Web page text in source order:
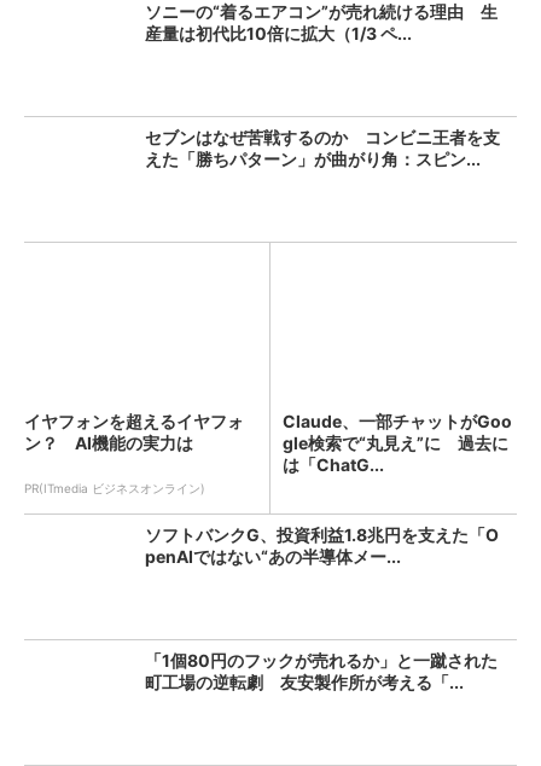
ソニーの“着るエアコン”が売れ続ける理由 生
産量は初代比10倍に拡大（1/3 ペ...
セブンはなぜ苦戦するのか コンビニ王者を支
えた「勝ちパターン」が曲がり角：スピン...
イヤフォンを超えるイヤフォ
ン？ AI機能の実力は
PR(ITmedia ビジネスオンライン)
Claude、一部チャットがGoo
gle検索で“丸見え”に 過去に
は「ChatG...
ソフトバンクG、投資利益1.8兆円を支えた「O
penAIではない“あの半導体メー...
「1個80円のフックが売れるか」と一蹴された
町工場の逆転劇 友安製作所が考える「...